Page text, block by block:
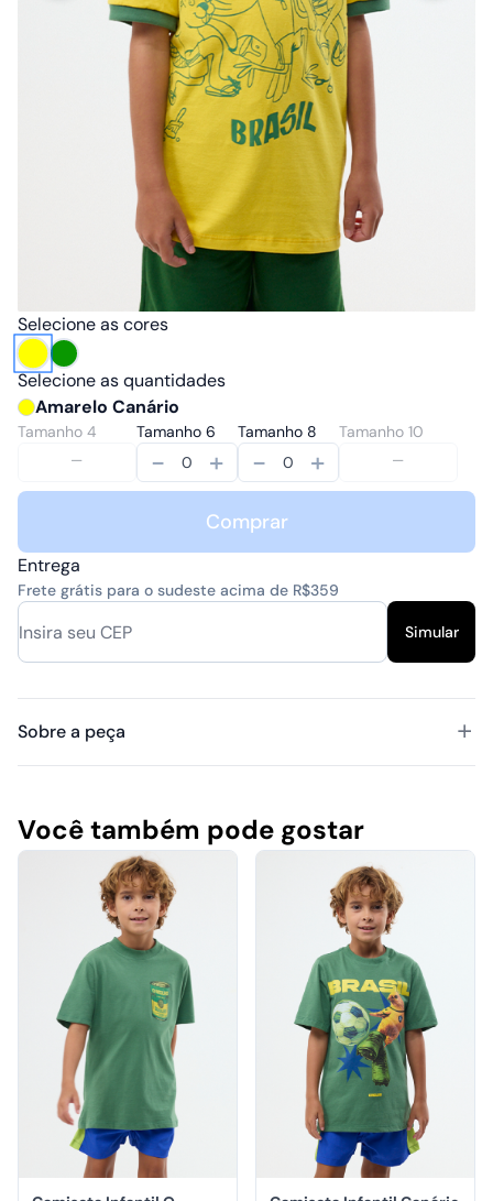
Selecione as cores
Selecione as quantidades
Amarelo Canário
Tamanho 4 Tamanho 6
- +
Tamanho 8
- +
Tamanho 10
Comprar
Entrega
Frete grátis para o sudeste acima de R$359
Simular
Sobre a peça
Você também pode gostar